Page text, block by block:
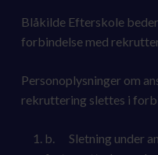
Blåkilde Efterskole
forbindelse med
Personoplysninger om
rekruttering slettes i
b. Sletning under